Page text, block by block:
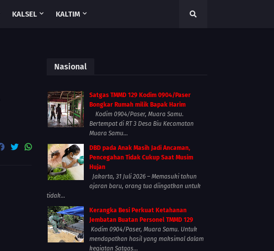
KALSEL KALTIM
Nasional
Satgas TMMD 129 Kodim 0904/Paser
Bongkar Rumah milik Bapak Harim
Kodim 0904/Paser, Muara Samu.
Bertempat di RT 3 Desa Biu Kecamatan
Muara Samu...
DBD pada Anak Masih Jadi Ancaman,
Pencegahan Tidak Cukup Saat Musim
Hujan
Jakarta, 31 Juli 2026 – Memasuki tahun
ajaran baru, orang tua diingatkan untuk
tidak...
Kerangka Besi Perkuat Ketahanan
Jembatan Buatan Personel TMMD 129
Kodim 0904/Paser, Muara Samu. Untuk
mendapatkan hasil yang maksimal dalam
kegiatan Satgas...